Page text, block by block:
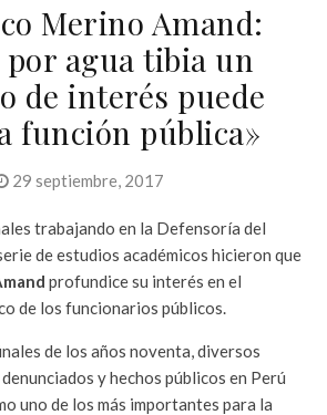
Merino Amand:
por agua tibia un
de interés puede
función pública»
29 septiembre, 2017
trabajando en la Defensoría del
de estudios académicos hicieron que
profundice su interés en el
de los funcionarios públicos.
de los años noventa, diversos
y hechos públicos en Perú
uno de los más importantes para la